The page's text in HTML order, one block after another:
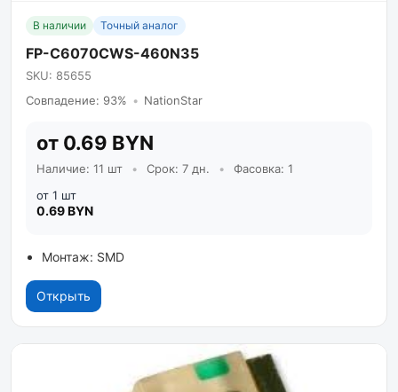
В наличии Точный аналог
FP-C6070CWS-460N35
SKU: 85655
Совпадение: 93% • NationStar
от 0.69 BYN
Наличие: 11 шт • Срок: 7 дн. •
Фасовка: 1
от 1 шт
0.69 BYN
Монтаж: SMD
Открыть